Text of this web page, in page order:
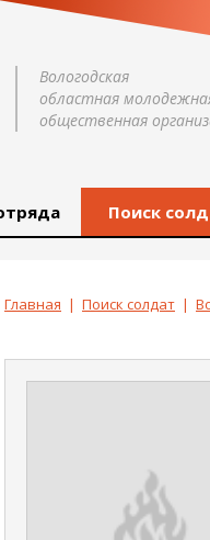
Вологодская
областная
общественная
Поиск
Главная | Поиск солдат |